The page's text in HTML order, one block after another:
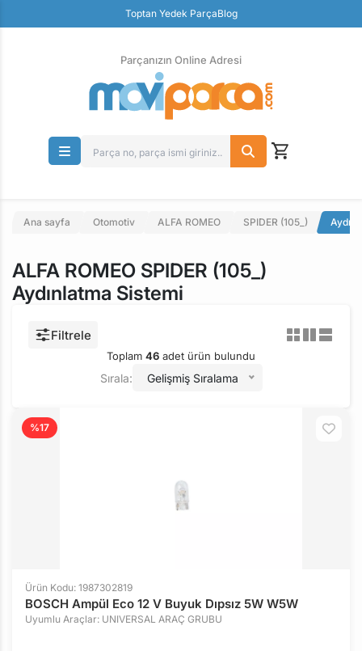
Toptan Yedek ParçaBlog
100% Orjinal Ürün
Güvenli Ödeme
Ücretsiz İade
Parçanızın Online Adresi
Ana sayfa Otomotiv ALFA ROMEO SPIDER (105_)
ALFA ROMEO SPIDER (105_)
Aydınlatma Sistemi
Filtrele
Toplam 46 adet ürün bulundu
Sırala: Gelişmiş Sıralama
%17
Ürün Kodu: 1987302819
BOSCH Ampül Eco 12 V Buyuk Dıpsız 5W W5W
Uyumlu Araçlar: UNIVERSAL ARAÇ GRUBU